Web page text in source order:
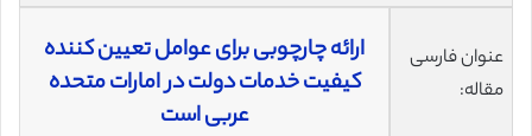
عنوان فارسی
مقاله:
ارائه چارچوبی برای عوامل تعیین کننده
کیفیت خدمات دولت در امارات متحده
عربی است